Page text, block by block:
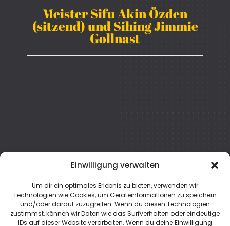
Einwilligung verwalten
Um dir ein optimales Erlebnis zu bieten, verwenden wir
Technologien wie Cookies, um Geräteinformationen zu speichern
und/oder darauf zuzugreifen. Wenn du diesen Technologien
zustimmst, können wir Daten wie das Surfverhalten oder eindeutige
IDs auf dieser Website verarbeiten. Wenn du deine Einwilligung
Meister Sifu Akin Özden
(sitzend) und Sihing Jimmie
Gollnast